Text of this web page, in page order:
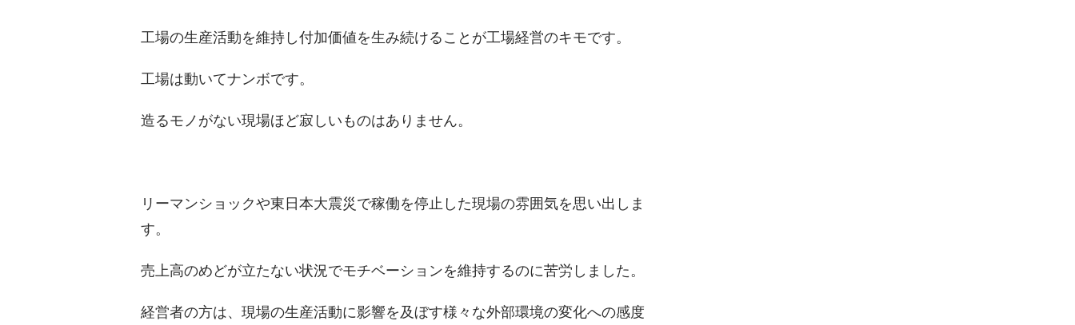
工場の生産活動を維持し付加価値を生み続けることが工場経営のキモです。
工場は動いてナンボです。
造るモノがない現場ほど寂しいものはありません。
リーマンショックや東日本大震災で稼働を停止した現場の雰囲気を思い出しま
す。
売上高のめどが立たない状況でモチベーションを維持するのに苦労しました。
経営者の方は、現場の生産活動に影響を及ぼす様々な外部環境の変化への感度